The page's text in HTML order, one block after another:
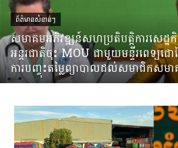
ព័ត៌មានសំខាន់ៗ
សមាគមអភិវឌ្ឍន៍សហប្រតិបត្តិការសេដ្ឋកិ
អន្តរជាតិចុះ MOU ជាមួយមន្ទីរពេទ្យជោ
ការបញ្ចុះតម្លៃព្យាបាលដល់សមាជិកសម